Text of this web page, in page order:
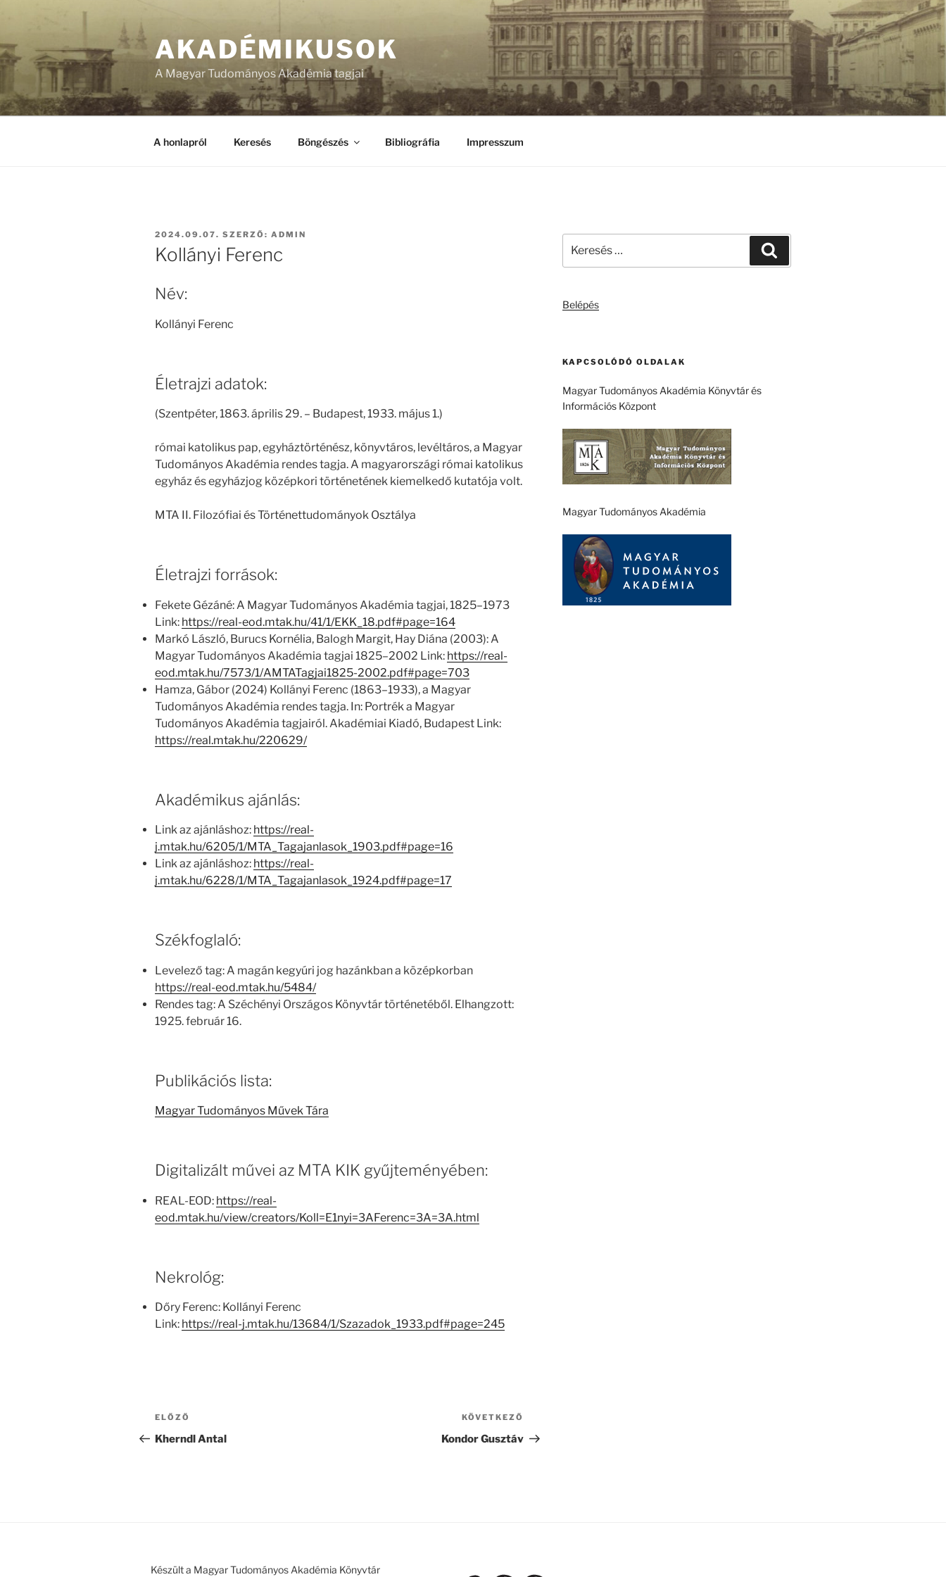
AKADÉMIKUSOK
A Magyar Tudományos Akadémia tagjai
A honlapról Keresés Böngészés Bibliográfia Impresszum
BEKÜLDVE:
2024.09.07. SZERZŐ: ADMIN
Kollányi Ferenc
Név:
Kollányi Ferenc
Életrajzi adatok:
(Szentpéter, 1863. április 29. – Budapest, 1933. május 1.)
római katolikus pap, egyháztörténész, könyvtáros, levéltáros, a Magyar
Tudományos Akadémia rendes tagja. A magyarországi római katolikus
egyház és egyházjog középkori történetének kiemelkedő kutatója volt.
MTA II. Filozófiai és Történettudományok Osztálya
Életrajzi források:
Fekete Gézáné: A Magyar Tudományos Akadémia tagjai, 1825–1973
Link: https://real-eod.mtak.hu/41/1/EKK_18.pdf#page=164
Markó László, Burucs Kornélia, Balogh Margit, Hay Diána (2003): A
Magyar Tudományos Akadémia tagjai 1825–2002 Link: https://real-
eod.mtak.hu/7573/1/AMTATagjai1825-2002.pdf#page=703
Hamza, Gábor (2024) Kollányi Ferenc (1863–1933), a Magyar
Tudományos Akadémia rendes tagja. In: Portrék a Magyar
Tudományos Akadémia tagjairól. Akadémiai Kiadó, Budapest Link:
https://real.mtak.hu/220629/
Akadémikus ajánlás:
Link az ajánláshoz: https://real-
j.mtak.hu/6205/1/MTA_Tagajanlasok_1903.pdf#page=16
Link az ajánláshoz: https://real-
j.mtak.hu/6228/1/MTA_Tagajanlasok_1924.pdf#page=17
Székfoglaló:
Levelező tag: A magán kegyúri jog hazánkban a középkorban
https://real-eod.mtak.hu/5484/
Rendes tag: A Széchényi Országos Könyvtár történetéből. Elhangzott:
1925. február 16.
Publikációs lista:
Magyar Tudományos Művek Tára
Digitalizált művei az MTA KIK gyűjteményében:
REAL-EOD: https://real-
eod.mtak.hu/view/creators/Koll=E1nyi=3AFerenc=3A=3A.html
Nekrológ:
Dőry Ferenc: Kollányi Ferenc
Link: https://real-j.mtak.hu/13684/1/Szazadok_1933.pdf#page=245
Bejegyzés
navigáció
Korábbi
bejegyzés
ELŐZŐ
Kherndl Antal
bejegyzés
KÖVETKEZŐ
Kondor Gusztáv
következő
Belépés
KAPCSOLÓDÓ OLDALAK
Magyar Tudományos Akadémia Könyvtár és
Információs Központ
Magyar Tudományos Akadémia
Készült a Magyar Tudományos Akadémia Könyvtár